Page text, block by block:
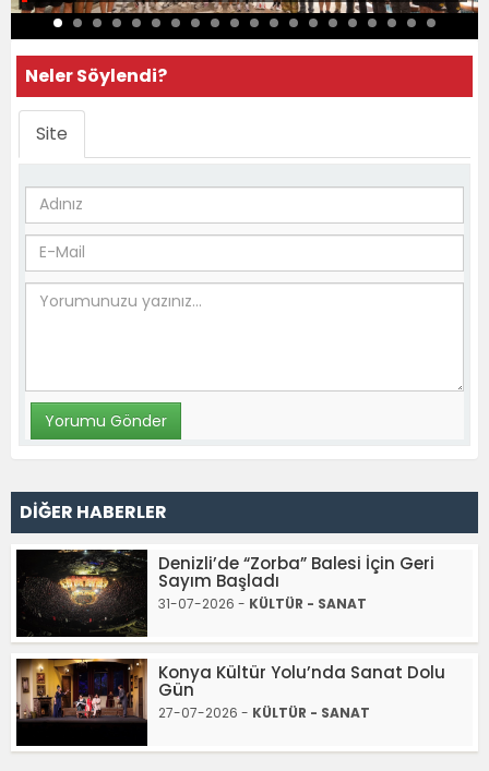
Neler Söylendi?
Site
DİĞER HABERLER
Denizli’de “Zorba” Balesi İçin Geri
Sayım Başladı
31-07-2026 - KÜLTÜR - SANAT
Konya Kültür Yolu’nda Sanat Dolu
Gün
27-07-2026 - KÜLTÜR - SANAT